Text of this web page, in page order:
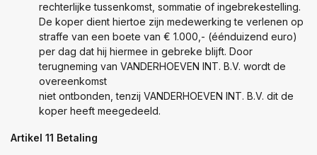
rechterlijke tussenkomst, sommatie of ingebrekestelling.
De koper dient hiertoe zijn medewerking te verlenen op
straffe van een boete van € 1.000,- (éénduizend euro)
per dag dat hij hiermee in gebreke blijft. Door
terugneming van VANDERHOEVEN INT. B.V. wordt de
overeenkomst
niet ontbonden, tenzij VANDERHOEVEN INT. B.V. dit de
koper heeft meegedeeld.
Artikel 11 Betaling